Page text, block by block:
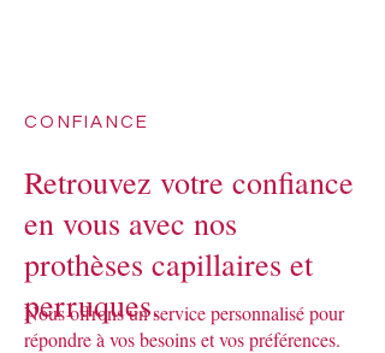
CONFIANCE
Retrouvez votre confiance
en vous avec nos
prothèses capillaires et
perruques.
Nous offrons un service personnalisé pour
répondre à vos besoins et vos préférences.